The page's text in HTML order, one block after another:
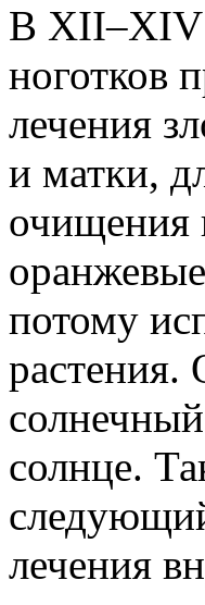
В XІІ–XIV
ноготков
лечения
и матки,
очищения
потому
растения.
солнце.
лечения